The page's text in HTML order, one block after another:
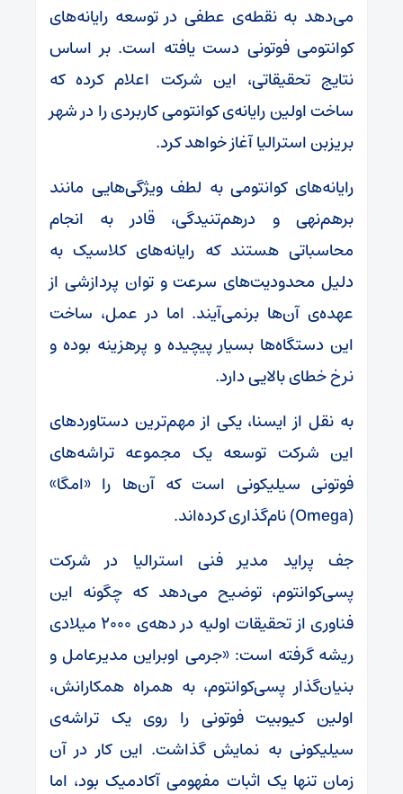
می‌دهد به نقطه‌ی عطفی در توسعه‌ رایانه‌های
کوانتومی فوتونی دست یافته است. بر اساس
نتایج تحقیقاتی، این شرکت اعلام کرده که
ساخت اولین رایانه‌ی کوانتومی کاربردی را در شهر
بریزبن استرالیا آغاز خواهد کرد.
رایانه‌های کوانتومی به لطف ویژگی‌هایی مانند
برهم‌نهی و درهم‌تنیدگی، قادر به انجام
محاسباتی هستند که رایانه‌های کلاسیک به
دلیل محدودیت‌های سرعت و توان پردازشی از
عهده‌ی آن‌ها برنمی‌آیند. اما در عمل، ساخت
این دستگاه‌ها بسیار پیچیده و پرهزینه بوده و
نرخ خطای بالایی دارد.
به نقل از ایسنا، یکی از مهم‌ترین دستاوردهای
این شرکت توسعه‌ یک مجموعه تراشه‌های
فوتونی سیلیکونی است که آن‌ها را «امگا»
(Omega) نام‌گذاری کرده‌اند.
جف پراید مدیر فنی استرالیا در شرکت
پسی‌کوانتوم، توضیح می‌دهد که چگونه این
فناوری از تحقیقات اولیه در دهه‌ی ۲۰۰۰ میلادی
ریشه گرفته است: «جرمی اوبراین مدیرعامل و
بنیان‌گذار پسی‌کوانتوم، به همراه همکارانش،
اولین کیوبیت فوتونی را روی یک تراشه‌ی
سیلیکونی به نمایش گذاشت. این کار در آن
زمان تنها یک اثبات مفهومی آکادمیک بود، اما